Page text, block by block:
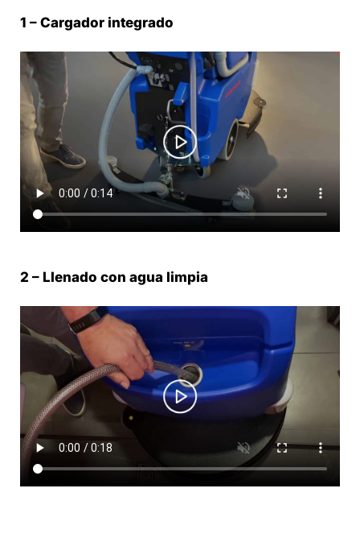
1 – Cargador integrado
2 – Llenado con agua limpia